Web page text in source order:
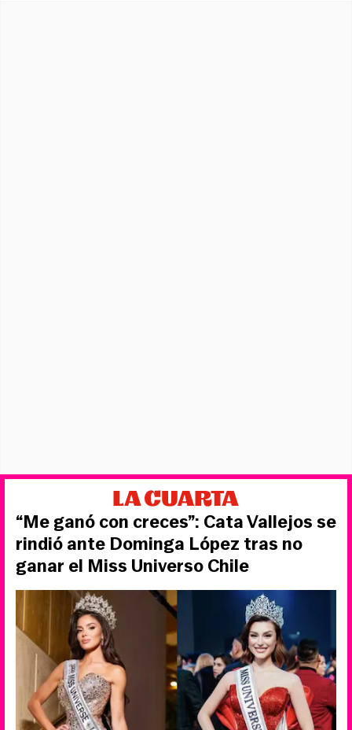
“Me ganó con creces”: Cata Vallejos se
rindió ante Dominga López tras no
ganar el Miss Universo Chile